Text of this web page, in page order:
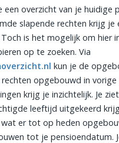
een overzicht van je huidige
slapende rechten krijg je
is het mogelijk om hier
op te zoeken. Via
kun je de
rechten opgebouwd in vorige
krijg je inzichtelijk. Je
leeftijd uitgekeerd
er tot op heden
tot je pensioendatum.